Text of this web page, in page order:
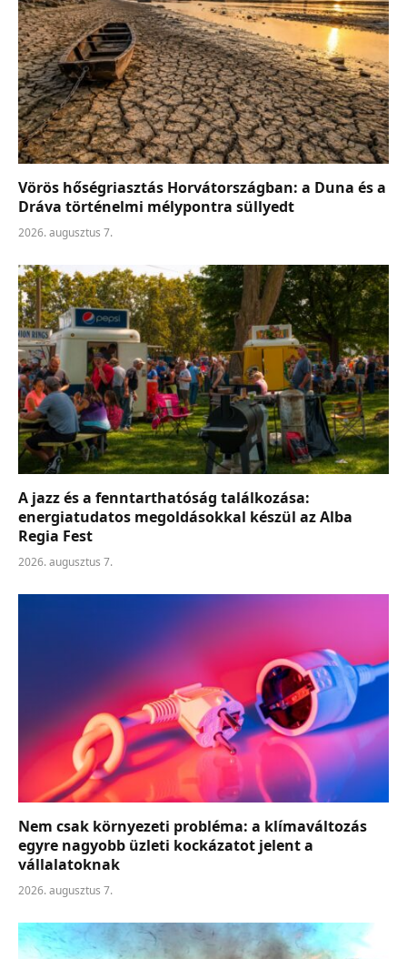
Vörös hőségriasztás Horvátországban: a Duna és a
Dráva történelmi mélypontra süllyedt
2026. augusztus 7.
A jazz és a fenntarthatóság találkozása:
energiatudatos megoldásokkal készül az Alba
Regia Fest
2026. augusztus 7.
Nem csak környezeti probléma: a klímaváltozás
egyre nagyobb üzleti kockázatot jelent a
vállalatoknak
2026. augusztus 7.